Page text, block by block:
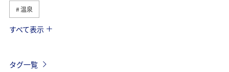
温泉
秋 海
すべて表示
タグ一覧